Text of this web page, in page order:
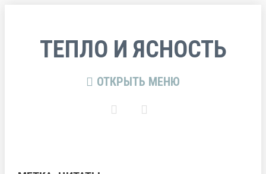
ТЕПЛО И ЯСНОСТЬ
ОТКРЫТЬ МЕНЮ